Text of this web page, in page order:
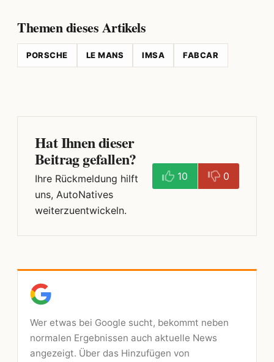
Themen dieses Artikels
PORSCHE LE MANS IMSA FABCAR
Hat Ihnen dieser
Beitrag gefallen?
Ihre Rückmeldung hilft
uns, AutoNatives
weiterzuentwickeln.
10 0
Wer etwas bei Google sucht, bekommt neben
normalen Ergebnissen auch aktuelle News
angezeigt. Über das Hinzufügen von